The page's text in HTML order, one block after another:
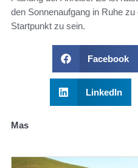
den Sonnenaufgang in Ruhe
Startpunkt zu sein.
Facebook
LinkedIn
Mas